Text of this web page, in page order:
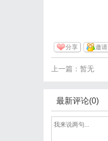
分享 邀请
上一篇：暂无
最新评论(0)